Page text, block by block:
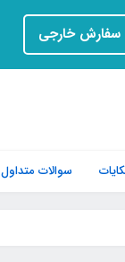
خارجی
سوالات متداول